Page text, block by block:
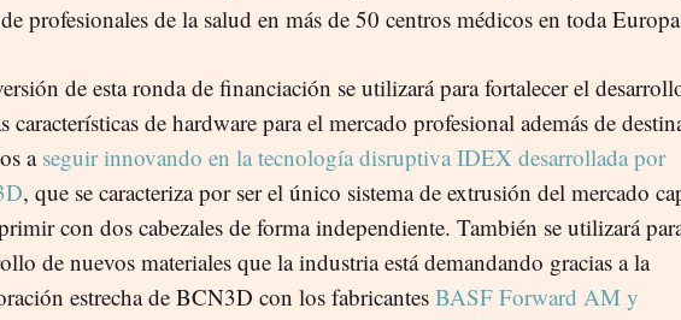
profesionales de la salud en más de 50 centros médicos en toda
de esta ronda de financiación se utilizará para fortalecer el
características de hardware para el mercado profesional además de
aseguir innovando en la tecnología disruptiva IDEX desarrollada por
, que se caracteriza por ser el único sistema de extrusión del mercado
con dos cabezales de forma independiente. También se utilizará
de nuevos materiales que la industria está demandando gracias a la
estrecha de BCN3D con los fabricantes BASF Forward AM y